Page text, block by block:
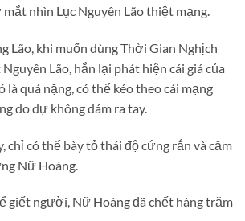
nhìn Lục Nguyên Lão thiệt mạng.
Lão, khi muốn dùng Thời Gian Nghịch
Lão, hắn lại phát hiện cái giá của
là quá nặng, có thể kéo theo cái mạng
do dự không dám ra tay.
chỉ có thể bày tỏ thái độ cứng rắn và căm
Nữ Hoàng.
giết người, Nữ Hoàng đã chết hàng trăm